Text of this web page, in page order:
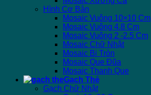
Hình Cơ Bản
Mosaic Vuông 10×10 Cm
Mosaic Vuông 4.8 Cm
Mosaic Vuông 2 -2.5 Cm
Mosaic Chữ Nhật
Mosaic Bi Tròn
Mosaic Que Đũa
Mosaic Thanh Que
Gạch Thẻ
Gạch Chữ Nhật